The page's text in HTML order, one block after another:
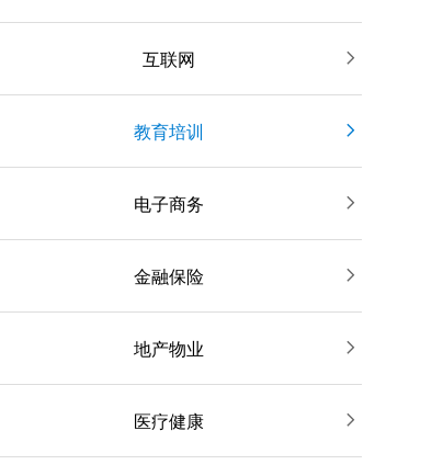
互联网 
教育培训 
电子商务 
金融保险 
地产物业 
医疗健康 